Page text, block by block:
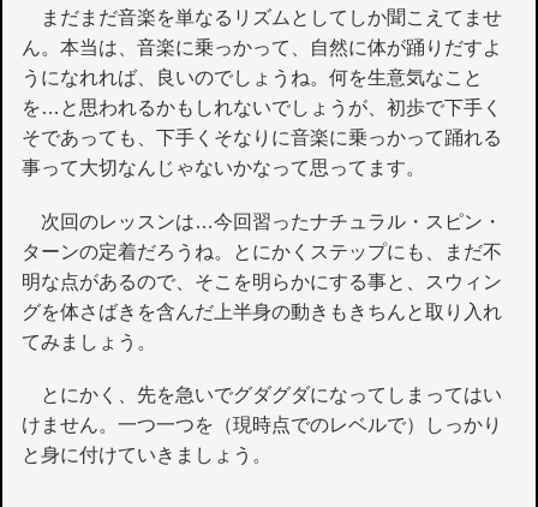
まだまだ音楽を単なるリズムとしてしか聞こえてませ
ん。本当は、音楽に乗っかって、自然に体が踊りだすよ
うになれれば、良いのでしょうね。何を生意気なこと
を…と思われるかもしれないでしょうが、初歩で下手く
そであっても、下手くそなりに音楽に乗っかって踊れる
事って大切なんじゃないかなって思ってます。
次回のレッスンは…今回習ったナチュラル・スピン・
ターンの定着だろうね。とにかくステップにも、まだ不
明な点があるので、そこを明らかにする事と、スウィン
グを体さばきを含んだ上半身の動きもきちんと取り入れ
てみましょう。
とにかく、先を急いでグダグダになってしまってはい
けません。一つ一つを（現時点でのレベルで）しっかり
と身に付けていきましょう。